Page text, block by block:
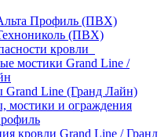
Профиль (ПВХ)
(ПВХ)
кровли
мостики Grand Line /
Grand Line (Гранд Лайн)
мостики и ограждения
кровли Grand Line / Гранд